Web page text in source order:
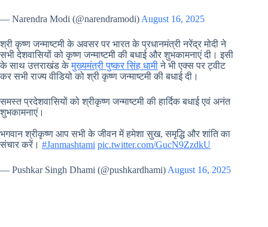
— Narendra Modi (@narendramodi) August 16, 2025
श्री कृष्ण जन्माष्टमी के अवसर पर भारत के प्रधानमंत्री नरेंद्र मोदी ने
सभी देशवासियों को कृष्ण जन्माष्टमी की बधाई और शुभकामनाएं दी। इसी
के साथ उत्तराखंड केमुख्यमंत्री पुष्कर सिंह धामीने भी एक्स पर ट्वीट
कर सभी राज्य वीडियो को श्री कृष्ण जन्माष्टमी की बधाई दी।
समस्त प्रदेशवासियों को श्रीकृष्ण जन्माष्टमी की हार्दिक बधाई एवं अनंत
शुभकामनाएं।
भगवान श्रीकृष्ण आप सभी के जीवन में हमेशा सुख, समृद्धि और शांति का
संचार करें। #Janmashtami pic.twitter.com/GucN9ZzdkU
— Pushkar Singh Dhami (@pushkardhami) August 16, 2025